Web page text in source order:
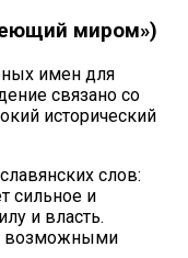
миром»)
имен для
связано со
исторический
слов:
сильное и
и власть.
возможными